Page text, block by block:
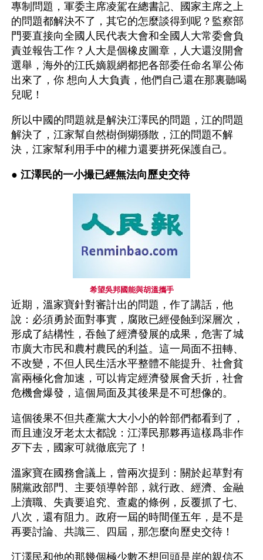
專制問題，軍委主席凌駕在總書記、國家主席之上
的問題都解決不了，其它的怎麼談得到呢？監察部
門要直接向全國人民代表大會和全國人大常委會負
責並報告工作？人大是個橡皮圖章，人大還沒開會
選舉，海外的江氏嫡親網都把各部委任命名單公佈
出來了，你 想向人大負責，他們自己還在那裏聽喝
兒呢！
所以中國的問題就是解決江澤民的問題，江的問題
解決了，江家幫自然樹倒猢猻散，江的問題不解
決，江家幫利用手中的權力還要拼死保護自己。
● 江澤民的一小撮已經無法向歷史交待
希望吳邦國能與胡溫攜手
近期，溫家寶針對審計出的問題，作了講話，他
說：必須勇於面對事實，腐敗已經侵蝕到深層次，
形成了結構性，吞蝕了經濟發展的成果，危害了城
市廣大市民和農村農民的利益。這一局面不扭轉、
不改變，不但人民生活水平整體不能提升、社會貧
富兩極化會加速，可以肯定經濟發展會夭折，社會
危機會爆發，這個局面及其後果是不可想像的。
這個後果不但共產黨大大小小的幹部們都看到了，
而且連沒牙老太太都說：江澤民那夥再這樣爲非作
歹下去，國家可就徹底完了！
溫家寶在國務會議上，曾兩次提到：關於起草對有
關黨政部門、主要領導幹部，就行政、經濟、金融
上瀆職、失責要追究、查處的條例，反覆抓了七、
八次，還有阻力。政府一屆的時間僅五年，是不是
再要討論、共識三、四屆，那怎麼向歷史交待！
江澤民和他的那幾個極少數不想回頭是岸的親信不